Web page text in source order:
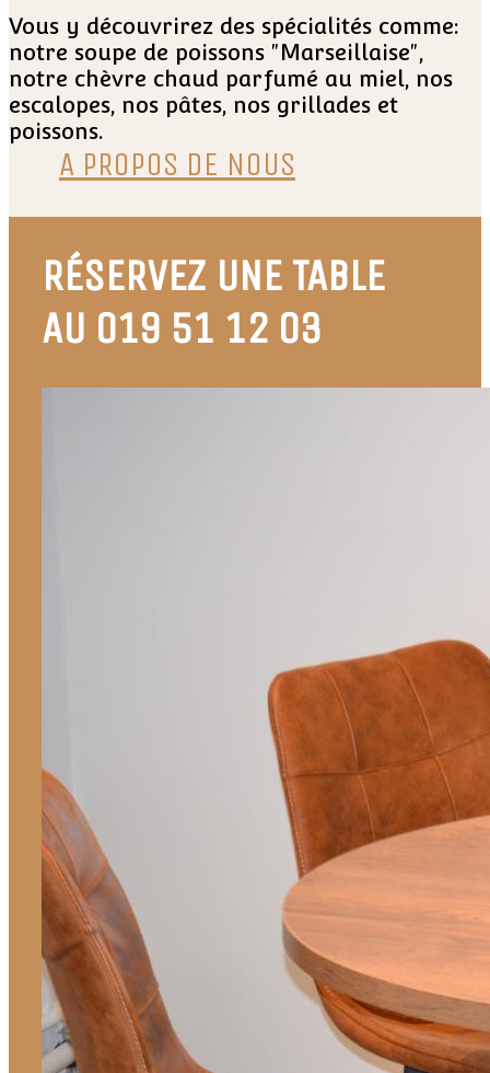
Vous y découvrirez des spécialités comme:
notre soupe de poissons "Marseillaise",
notre chèvre chaud parfumé au miel, nos
escalopes, nos pâtes, nos grillades et
poissons.
A PROPOS DE NOUS
RÉSERVEZ UNE TABLE
AU 019 51 12 03